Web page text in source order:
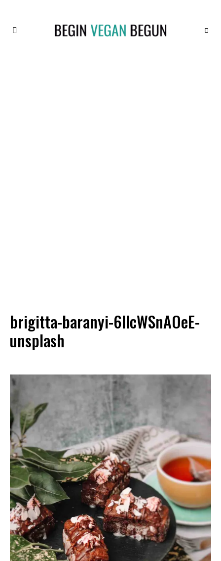
brigitta-baranyi-6IIcWSnAOeE-
unsplash